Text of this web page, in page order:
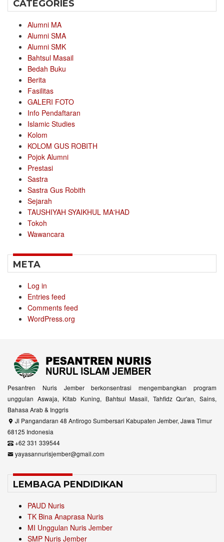
CATEGORIES
Alumni MA
Alumni SMA
Alumni SMK
Bahtsul Masail
Bedah Buku
Berita
Fasilitas
GALERI FOTO
Info Pendaftaran
Islamic Studies
Kolom
KOLOM GUS ROBITH
Pojok Alumni
Prestasi
Sastra
Sastra Gus Robith
Sejarah
TAUSHIYAH SYAIKHUL MA'HAD
Tokoh
Wawancara
META
Log in
Entries feed
Comments feed
WordPress.org
Pesantren Nuris Jember berkonsentrasi mengembangkan program
unggulan Aswaja, Kitab Kuning, Bahtsul Masail, Tahfidz Qur'an, Sains,
Bahasa Arab & Inggris
Jl Pangandaran 48 Antirogo Sumbersari Kabupaten Jember, Jawa Timur
68125 Indonesia
+62 331 339544
yayasannurisjember@gmail.com
LEMBAGA PENDIDIKAN
PAUD Nuris
TK Bina Anaprasa Nuris
MI Unggulan Nuris Jember
SMP Nuris Jember